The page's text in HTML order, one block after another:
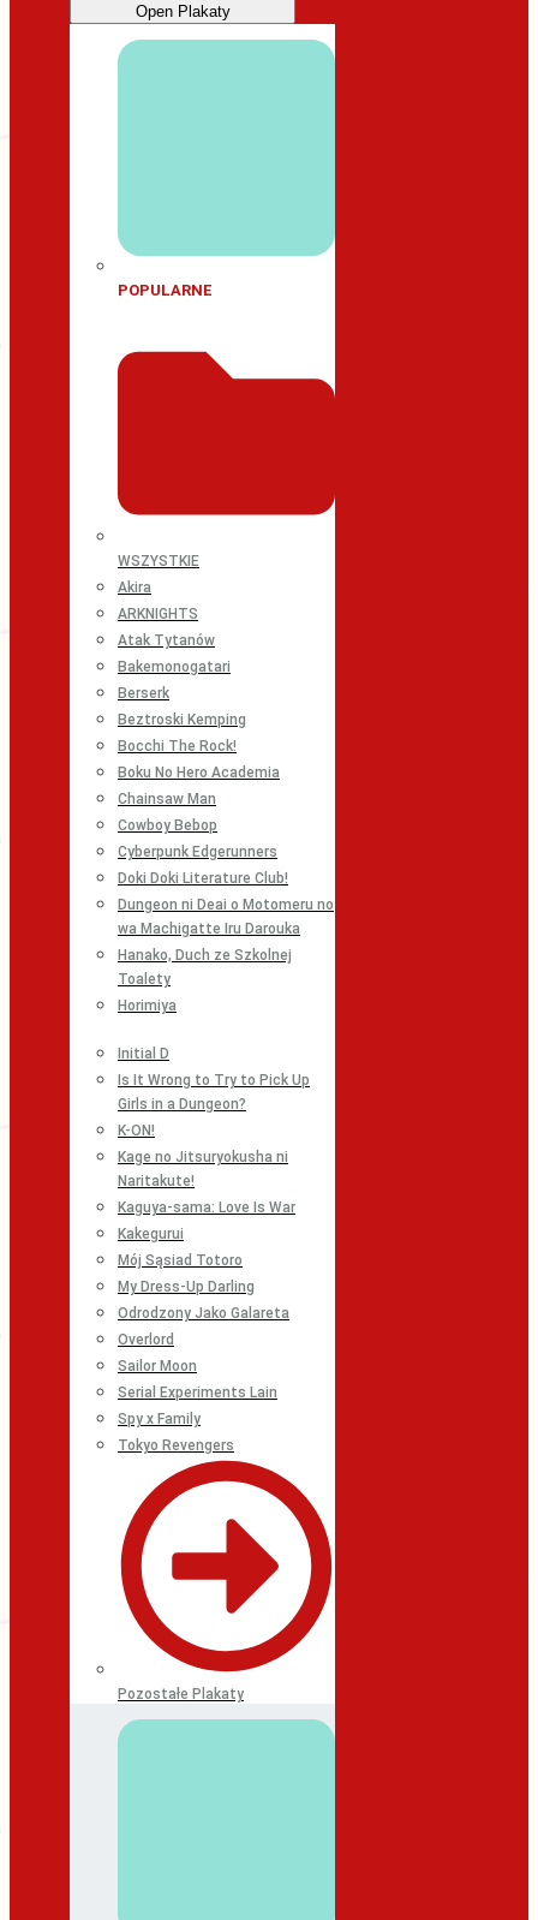
Open Plakaty
POPULARNE
WSZYSTKIE
Akira
ARKNIGHTS
Atak Tytanów
Bakemonogatari
Berserk
Beztroski Kemping
Bocchi The Rock!
Boku No Hero Academia
Chainsaw Man
Cowboy Bebop
Cyberpunk Edgerunners
Doki Doki Literature Club!
Dungeon ni Deai o Motomeru no
wa Machigatte Iru Darouka
Hanako, Duch ze Szkolnej
Toalety
Horimiya
Initial D
Is It Wrong to Try to Pick Up
Girls in a Dungeon?
K-ON!
Kage no Jitsuryokusha ni
Naritakute!
Kaguya-sama: Love Is War
Kakegurui
Mój Sąsiad Totoro
My Dress-Up Darling
Odrodzony Jako Galareta
Overlord
Sailor Moon
Serial Experiments Lain
Spy x Family
Tokyo Revengers
Pozostałe Plakaty